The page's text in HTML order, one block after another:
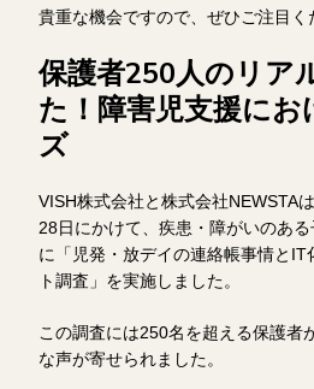
貴重な機会ですので、ぜひご注目く
保護者250人のリア
た！障害児支援に
ズ
VISH株式会社と株式会社NEWSTA
28日にかけて、疾患・障がいのあ
に「児発・放デイの連絡帳事情と
ト調査」を実施しました。
この調査には250名を超える保護者
な声が寄せられました。